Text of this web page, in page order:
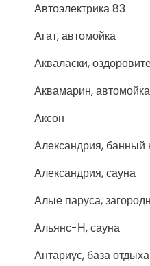
Автоэлектрика 83
Агат, автомойка
Акваласки,
Аквамарин, автомойка
Аксон
Александрия, банный
Александрия, сауна
Алые паруса,
Альянс-Н, сауна
Антариус, база отдыха